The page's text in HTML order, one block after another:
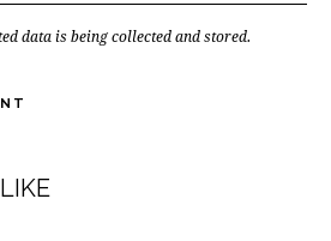
data is being collected and stored.